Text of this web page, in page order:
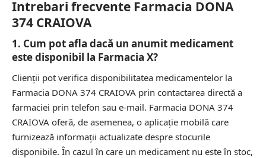
Intrebari frecvente Farmacia DONA
374 CRAIOVA
1. Cum pot afla dacă un anumit medicament
este disponibil la Farmacia X?
Clienții pot verifica disponibilitatea medicamentelor la
Farmacia DONA 374 CRAIOVA prin contactarea directă a
farmaciei prin telefon sau e-mail. Farmacia DONA 374
CRAIOVA oferă, de asemenea, o aplicație mobilă care
furnizează informații actualizate despre stocurile
disponibile. În cazul în care un medicament nu este în stoc,